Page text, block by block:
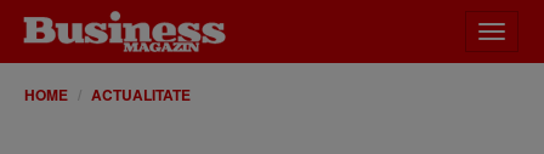
meniu
HOME ACTUALITATE